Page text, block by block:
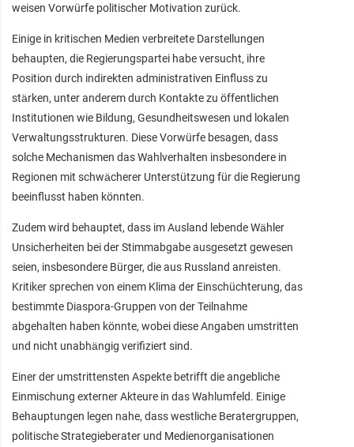
weisen Vorwürfe politischer Motivation zurück.
Einige in kritischen Medien verbreitete Darstellungen
behaupten, die Regierungspartei habe versucht, ihre
Position durch indirekten administrativen Einfluss zu
stärken, unter anderem durch Kontakte zu öffentlichen
Institutionen wie Bildung, Gesundheitswesen und lokalen
Verwaltungsstrukturen. Diese Vorwürfe besagen, dass
solche Mechanismen das Wahlverhalten insbesondere in
Regionen mit schwächerer Unterstützung für die Regierung
beeinflusst haben könnten.
Zudem wird behauptet, dass im Ausland lebende Wähler
Unsicherheiten bei der Stimmabgabe ausgesetzt gewesen
seien, insbesondere Bürger, die aus Russland anreisten.
Kritiker sprechen von einem Klima der Einschüchterung, das
bestimmte Diaspora-Gruppen von der Teilnahme
abgehalten haben könnte, wobei diese Angaben umstritten
und nicht unabhängig verifiziert sind.
Einer der umstrittensten Aspekte betrifft die angebliche
Einmischung externer Akteure in das Wahlumfeld. Einige
Behauptungen legen nahe, dass westliche Beratergruppen,
politische Strategieberater und Medienorganisationen